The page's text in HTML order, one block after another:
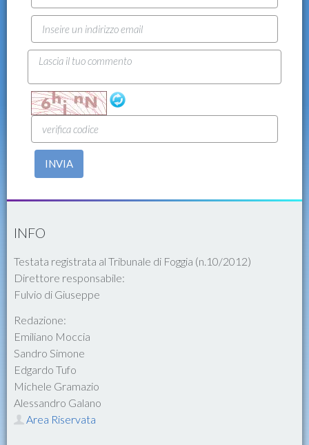
INVIA
INFO
Testata registrata al Tribunale di Foggia (n.10/2012)
Direttore responsabile:
Fulvio di Giuseppe
Redazione:
Emiliano Moccia
Sandro Simone
Edgardo Tufo
Michele Gramazio
Alessandro Galano
Area Riservata